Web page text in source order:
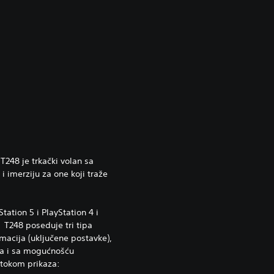
je trkački volan sa
imerziju za one koji traže
5 i PlayStation 4 i
poseduje tri tipa
(uključene postavke),
i sa mogućnošću
prikaza: